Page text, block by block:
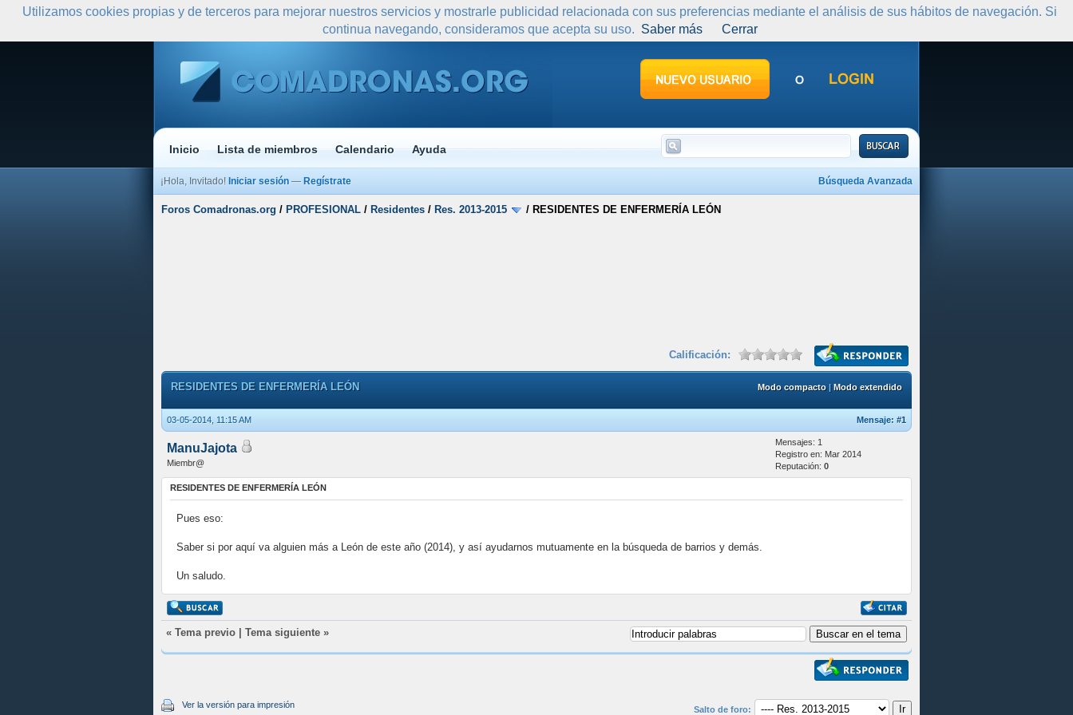
Inicio Lista de miembros Calendario Ayuda
Búsqueda Avanzada
¡Hola, Invitado! Iniciar sesión — Regístrate
Foros Comadronas.org / PROFESIONAL / Residentes / Res. 2013-2015 / RESIDENTES DE ENFERMERÍA LEÓN
Calificación:
Modo compacto|Modo extendido
RESIDENTES DE ENFERMERÍA LEÓN
03-05-2014, 11:15 AM Mensaje: #1
ManuJajota
Miembr@
Mensajes: 1
Registro en: Mar 2014
Reputación: 0
RESIDENTES DE ENFERMERÍA LEÓN
Pues eso:
Saber si por aquí va alguien más a León de este año (2014), y así ayudarnos mutuamente en la búsqueda de barrios y demás.
Un saludo.
« Tema previo Tema siguiente »
Ver la versión para impresión Salto de foro:
Utilizamos cookies propias y de terceros para mejorar nuestros servicios y mostrarle publicidad relacionada con sus preferencias mediante el análisis de sus hábitos de navegación. Si
continua navegando, consideramos que acepta su uso. Saber más Cerrar